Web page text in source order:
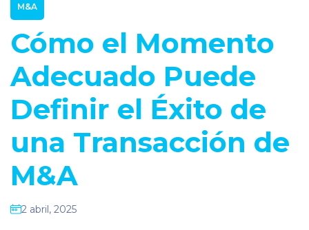
M&A
Cómo el Momento
Adecuado Puede
Definir el Éxito de
una Transacción de
M&A
2 abril, 2025